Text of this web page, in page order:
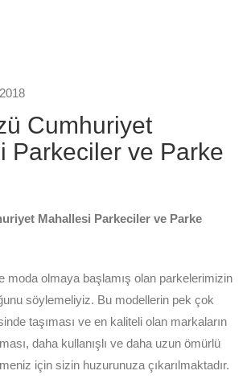
Cumhuriyet
Parkeciler ve Parke
Mahallesi Parkeciler ve Parke
moda olmaya başlamış olan parkelerimizin
söylemeliyiz. Bu modellerin pek çok
taşıması ve en kaliteli olan markaların
daha kullanışlı ve daha uzun ömürlü
için sizin huzurunuza çıkarılmaktadır.